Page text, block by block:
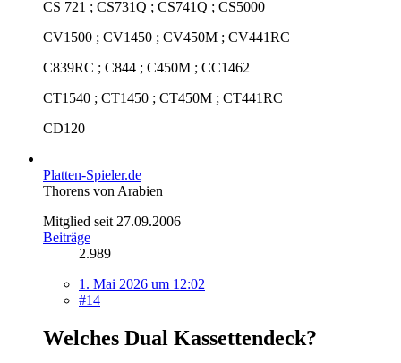
CS 721 ; CS731Q ; CS741Q ; CS5000
CV1500 ; CV1450 ; CV450M ; CV441RC
C839RC ; C844 ; C450M ; CC1462
CT1540 ; CT1450 ; CT450M ; CT441RC
CD120
Platten-Spieler.de
Thorens von Arabien
Mitglied seit 27.09.2006
Beiträge
2.989
1. Mai 2026 um 12:02
#14
Welches Dual Kassettendeck?